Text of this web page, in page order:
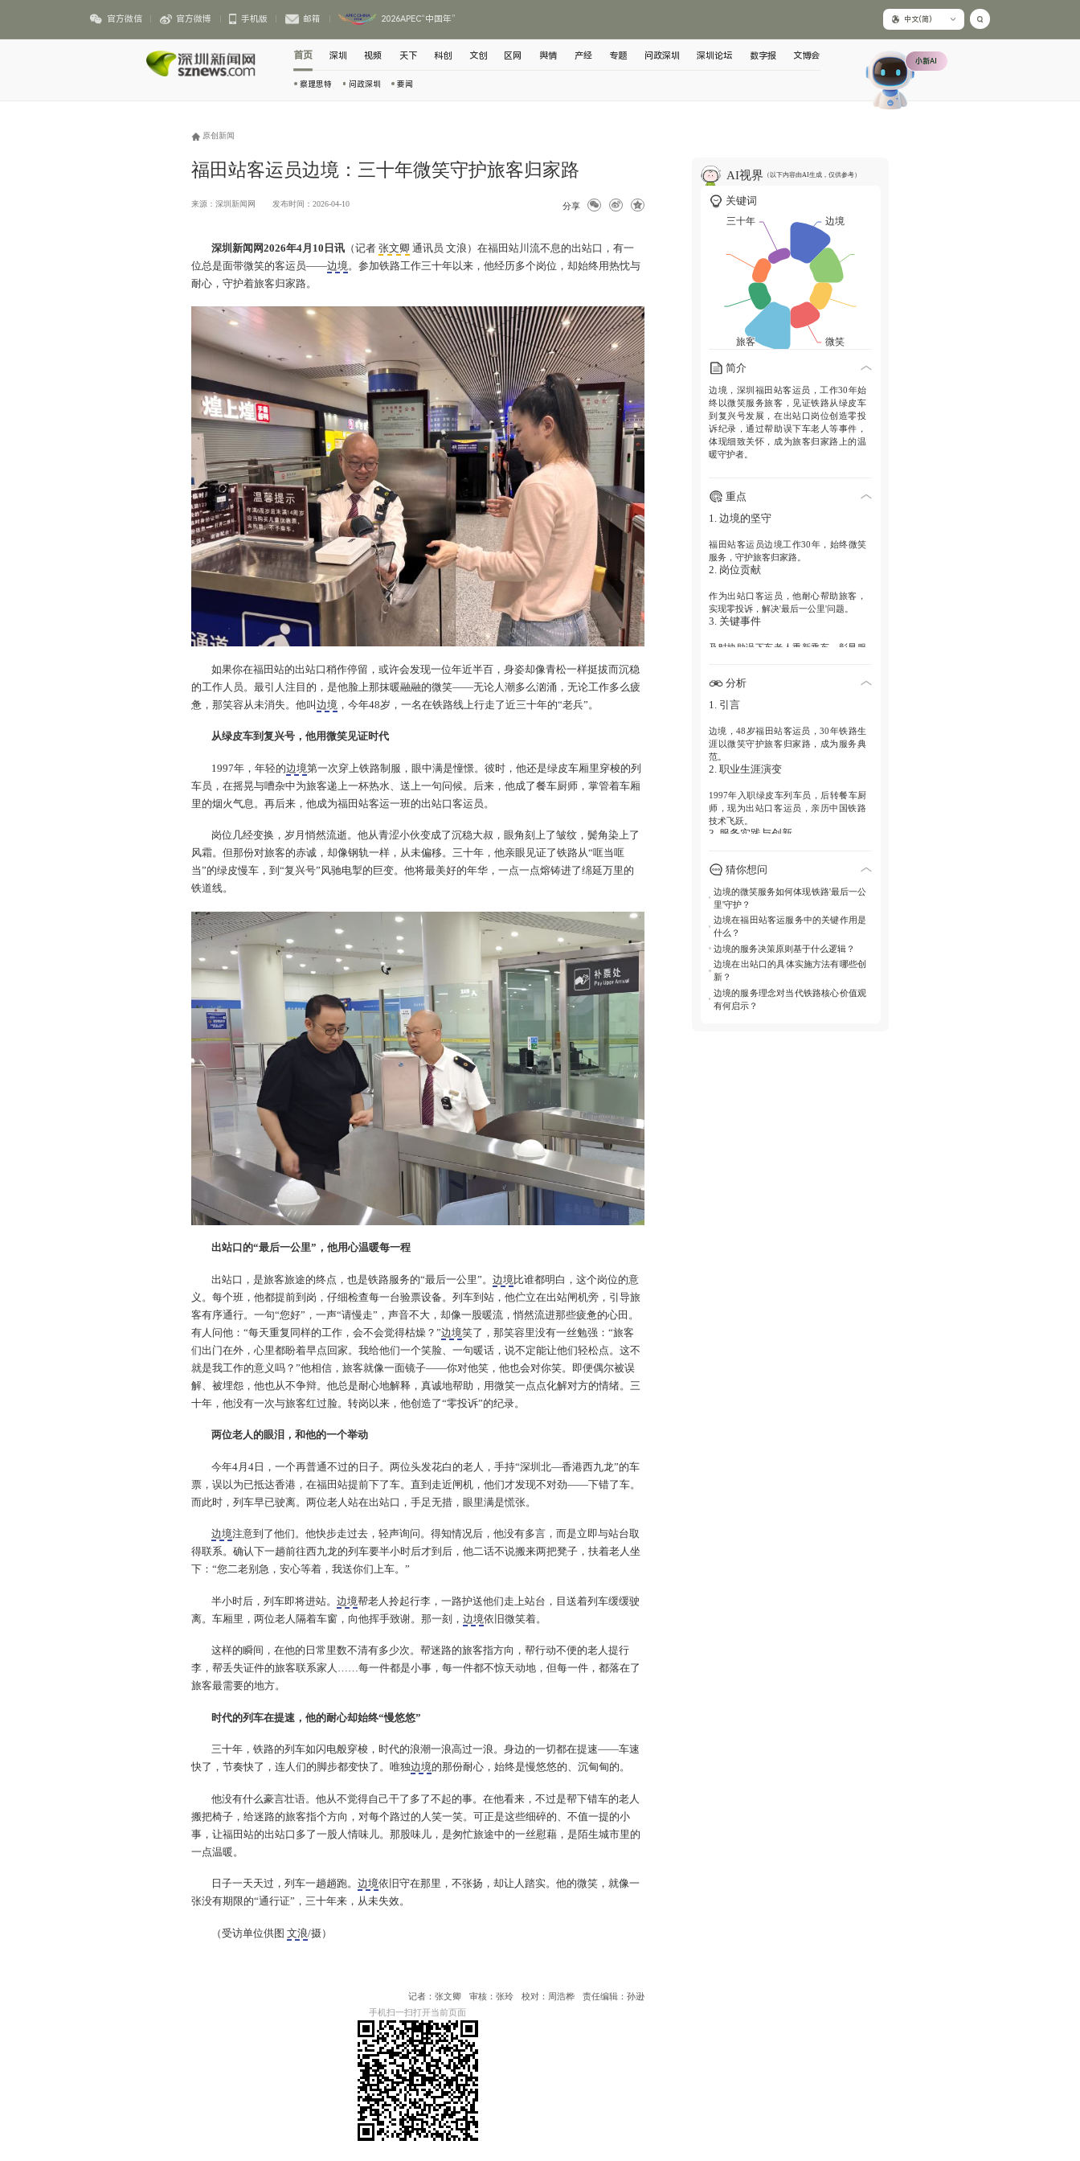
官方微信 官方微博 手机版 邮箱 2026APEC“中国年” 中文(简)
首页
察理思特 问政深圳 要闻
深圳 视频 天下 科创 文创 区网 舆情 产经 专题 问政深圳 深圳论坛 数字报 文博会 小新AI
原创新闻
福田站客运员边境：三十年微笑守护旅客归家路
来源：深圳新闻网 发布时间：2026-04-10 分享
深圳新闻网2026年4月10日讯 （记者张文卿 通讯员 文浪）在福田站川流不息的出站口，有一
位总是面带微笑的客运员——边境。参加铁路工作三十年以来，他经历多个岗位，却始终用热忱与
耐心，守护着旅客归家路。
如果你在福田站的出站口稍作停留，或许会发现一位年近半百，身姿却像青松一样挺拔而沉稳
的工作人员。最引人注目的，是他脸上那抹暖融融的微笑——无论人潮多么汹涌，无论工作多么疲
惫，那笑容从未消失。他叫 边境 ，今年48岁，一名在铁路线上行走了近三十年的“老兵”。
从绿皮车到复兴号，他用微笑见证时代
1997年，年轻的边境第一次穿上铁路制服，眼中满是憧憬。彼时，他还是绿皮车厢里穿梭的列
车员，在摇晃与嘈杂中为旅客递上一杯热水、送上一句问候。后来，他成了餐车厨师，掌管着车厢
里的烟火气息。再后来，他成为福田站客运一班的出站口客运员。
岗位几经变换，岁月悄然流逝。他从青涩小伙变成了沉稳大叔，眼角刻上了皱纹，鬓角染上了
风霜。但那份对旅客的赤诚，却像钢轨一样，从未偏移。三十年，他亲眼见证了铁路从“哐当哐
当”的绿皮慢车，到“复兴号”风驰电掣的巨变。他将最美好的年华，一点一点熔铸进了绵延万里的
铁道线。
出站口的“最后一公里”，他用心温暖每一程
出站口，是旅客旅途的终点，也是铁路服务的“最后一公里”。边境 比谁都明白，这个岗位的意
义。每个班，他都提前到岗，仔细检查每一台验票设备。列车到站，他伫立在出站闸机旁，引导旅
客有序通行。一句“您好”，一声“请慢走”，声音不大，却像一股暖流，悄然流进那些疲惫的心田。
有人问他：“每天重复同样的工作，会不会觉得枯燥？”边境笑了，那笑容里没有一丝勉强：“旅客
们出门在外，心里都盼着早点回家。我给他们一个笑脸、一句暖话，说不定能让他们轻松点。这不
就是我工作的意义吗？”他相信，旅客就像一面镜子——你对他笑，他也会对你笑。即便偶尔被误
解、被埋怨，他也从不争辩。他总是耐心地解释，真诚地帮助，用微笑一点点化解对方的情绪。三
十年，他没有一次与旅客红过脸。转岗以来，他创造了“零投诉”的纪录。
两位老人的眼泪，和他的一个举动
今年4月4日，一个再普通不过的日子。两位头发花白的老人，手持“深圳北—香港西九龙”的车
票，误以为已抵达香港，在福田站提前下了车。直到走近闸机，他们才发现不对劲——下错了车。
而此时，列车早已驶离。两位老人站在出站口，手足无措，眼里满是慌张。
边境注意到了他们。他快步走过去，轻声询问。得知情况后，他没有多言，而是立即与站台取
得联系。确认下一趟前往西九龙的列车要半小时后才到后，他二话不说搬来两把凳子，扶着老人坐
下：“您二老别急，安心等着，我送你们上车。”
半小时后，列车即将进站。边境帮老人拎起行李，一路护送他们走上站台，目送着列车缓缓驶
离。车厢里，两位老人隔着车窗，向他挥手致谢。那一刻， 边境依旧微笑着。
这样的瞬间，在他的日常里数不清有多少次。帮迷路的旅客指方向，帮行动不便的老人提行
李，帮丢失证件的旅客联系家人……每一件都是小事，每一件都不惊天动地，但每一件，都落在了
旅客最需要的地方。
时代的列车在提速，他的耐心却始终“慢悠悠”
三十年，铁路的列车如闪电般穿梭，时代的浪潮一浪高过一浪。身边的一切都在提速——车速
快了，节奏快了，连人们的脚步都变快了。唯独边境的那份耐心，始终是慢悠悠的、沉甸甸的。
他没有什么豪言壮语。他从不觉得自己干了多了不起的事。在他看来，不过是帮下错车的老人
搬把椅子，给迷路的旅客指个方向，对每个路过的人笑一笑。可正是这些细碎的、不值一提的小
事，让福田站的出站口多了一股人情味儿。那股味儿，是匆忙旅途中的一丝慰藉，是陌生城市里的
一点温暖。
日子一天天过，列车一趟趟跑。边境依旧守在那里，不张扬，却让人踏实。他的微笑，就像一
张没有期限的“通行证”，三十年来，从未失效。
（受访单位供图文浪/摄）
记者：张文卿 审核：张玲 校对：周浩桦
责任编辑：孙逊
手机扫一扫打开当前页面
AI视界 （以下内容由AI生成，仅供参考）
关键词
简介
边境，深圳福田站客运员，工作30年始
终以微笑服务旅客，见证铁路从绿皮车
到复兴号发展，在出站口岗位创造零投
诉纪录，通过帮助误下车老人等事件，
体现细致关怀，成为旅客归家路上的温
暖守护者。
重点
1. 边境的坚守
福田站客运员边境工作30年，始终微笑
服务，守护旅客归家路。
2. 岗位贡献
作为出站口客运员，他耐心帮助旅客，
实现零投诉，解决'最后一公里'问题。
3. 关键事件
及时协助误下车老人重新乘车，彰显服
从绿皮车到复兴号，不变的是对旅客的
赤诚与微笑。
分析
1. 引言
边境，48岁福田站客运员，30年铁路生
涯以微笑守护旅客归家路，成为服务典
范。
2. 职业生涯演变
1997年入职绿皮车列车员，后转餐车厨
师，现为出站口客运员，亲历中国铁路
技术飞跃。
3. 服务实践与创新
站，用'您好''请慢走'问候；主动帮助迷
高效协助误下车老人，体现应急能力。
4. 服务精神内涵
基于'旅客如镜'理念，坚持微笑零投诉，
在高速时代保持'慢悠悠'耐心，为出站口
注入人情味。
5. 影响与启示
边境的服务强化铁路温暖形象，启示未
来需平衡效率与人性化，细节关怀永不
猜你想问
边境的微笑服务如何体现铁路'最后一公
里'守护？
边境在福田站客运服务中的关键作用是
什么？
边境的服务决策原则基于什么逻辑？
边境在出站口的具体实施方法有哪些创
新？
边境的服务理念对当代铁路核心价值观
有何启示？